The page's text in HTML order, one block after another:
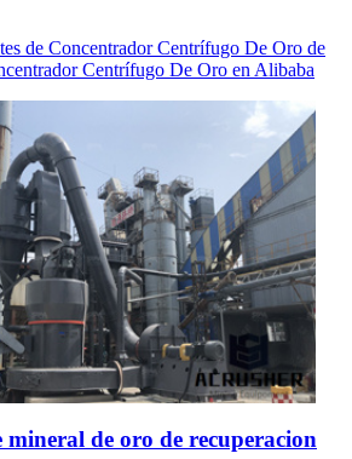
de Concentrador Centrífugo De Oro de
Centrífugo De Oro en Alibaba
mineral de oro de recuperacion